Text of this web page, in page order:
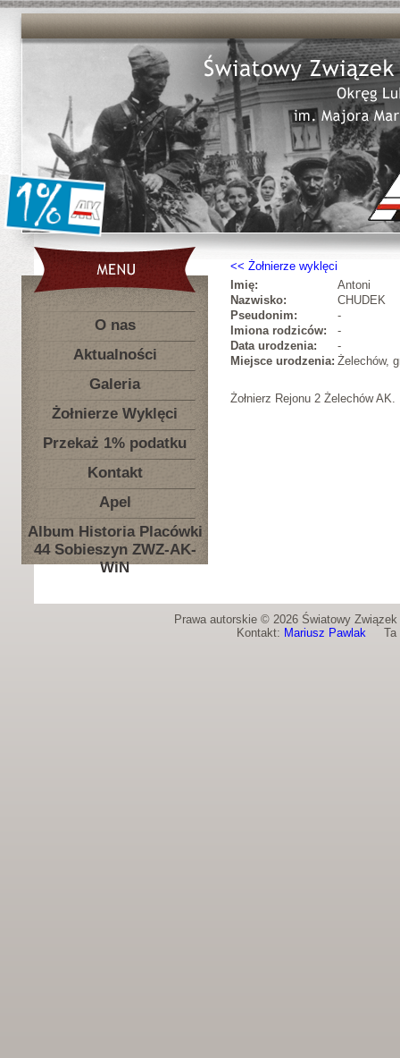
O nas
Aktualności
Galeria
Żołnierze Wyklęci
Przekaż 1% podatku
Kontakt
Apel
Album Historia Placówki
44 Sobieszyn ZWZ-AK-
WiN
Żołnierze wyklęci
Imię:
Antoni
Nazwisko:
CHUDEK
Pseudonim:
-
Imiona rodziców:
-
Data urodzenia:
-
Miejsce urodzenia: Żelechów,
Żołnierz Rejonu 2 Żelechów AK.
Prawa autorskie © 2026 Światowy
Kontakt: Mariusz PawlakTa